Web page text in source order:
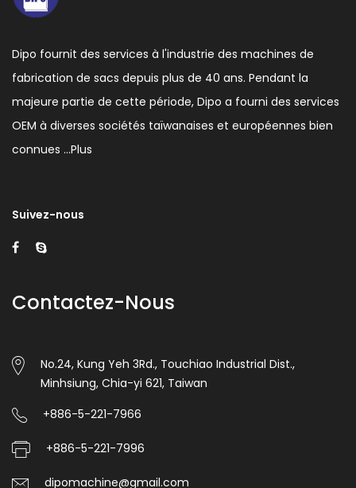
Dipo fournit des services à l'industrie des machines de
fabrication de sacs depuis plus de 40 ans. Pendant la
majeure partie de cette période, Dipo a fourni des services
OEM à diverses sociétés taïwanaises et européennes bien
connues …Plus
Suivez-nous
Contactez-Nous
No.24, Kung Yeh 3Rd., Touchiao Industrial Dist.,
Minhsiung, Chia-yi 621, Taiwan
+886-5-221-7966
+886-5-221-7996
dipomachine@gmail.com